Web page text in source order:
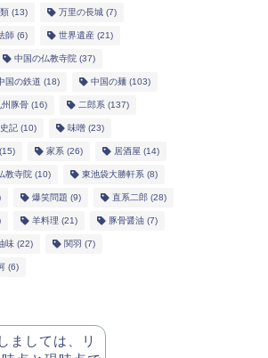
(13) 万里の長城(7)
師 (6) 世界遺産(21)
中国の仏教寺院(37)
国の鉄道 (18) 中国の麺(103)
州豚骨(16) 二郎系 (137)
史記(10) 味噌(23)
(15) 家系 (26) 居酒屋 (14)
教寺院(10) 東池袋大勝軒系 (8)
爆笑問題 (9) 直系二郎(28)
羊料理 (21) 豚骨醤油(7)
味(22) 関羽 (7)
(6)